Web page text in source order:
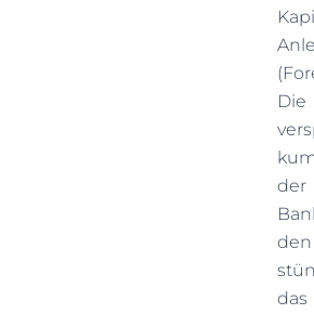
Die
der
das